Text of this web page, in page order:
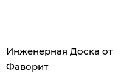
Инженерная Доска от
Фаворит